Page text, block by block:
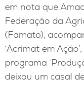
em nota que
Federação da
(Famato),
‘Acrimat em
programa
deixou um casal